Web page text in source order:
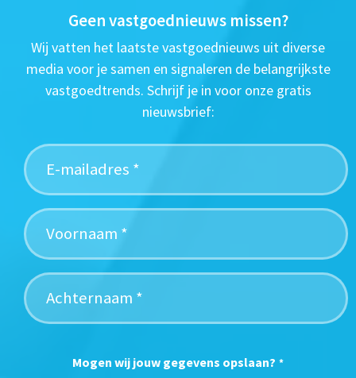
Geen vastgoednieuws missen?
Wij vatten het laatste vastgoednieuws uit diverse
media voor je samen en signaleren de belangrijkste
vastgoedtrends. Schrijf je in voor onze gratis
nieuwsbrief:
Mogen wij jouw gegevens opslaan? *